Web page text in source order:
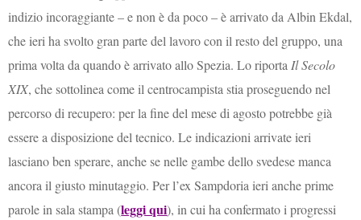
indizio incoraggiante – e non è da poco – è arrivato da Albin Ekdal,
che ieri ha svolto gran parte del lavoro con il resto del gruppo, una
prima volta da quando è arrivato allo Spezia. Lo riportaIl Secolo
XIX, che sottolinea come il centrocampista stia proseguendo nel
percorso di recupero: per la fine del mese di agosto potrebbe già
essere a disposizione del tecnico. Le indicazioni arrivate ieri
lasciano ben sperare, anche se nelle gambe dello svedese manca
ancora il giusto minutaggio. Per l’ex Sampdoria ieri anche prime
parole in sala stampa (leggi qui), in cui ha confermato i progressi